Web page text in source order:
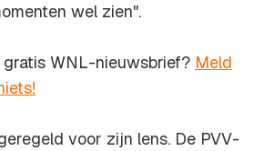
wel zien".
WNL-nieuwsbrief? Meld
voor zijn lens. De PVV-